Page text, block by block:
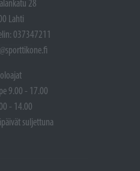
28
Lahti
037347211
9.00 - 17.00
- 14.00
suljettuna